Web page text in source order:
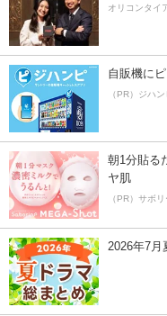
オリコンタイ
自販機に
（PR）ジハ
朝1分貼る
ヤ肌
（PR）サボリ
2026年7月